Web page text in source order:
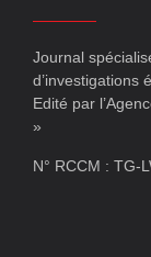
Journal
d’investigations
Edité par
»
N° RCCM : TG-